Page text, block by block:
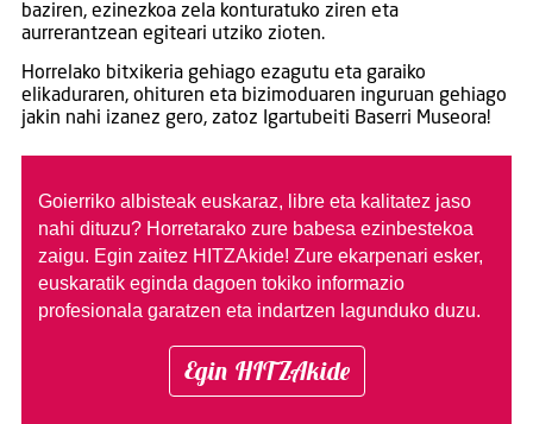
baziren, ezinezkoa zela konturatuko ziren eta
aurrerantzean egiteari utziko zioten.
Horrelako bitxikeria gehiago ezagutu eta garaiko
elikaduraren, ohituren eta bizimoduaren inguruan gehiago
jakin nahi izanez gero, zatoz Igartubeiti Baserri Museora!
Goierriko albisteak euskaraz, libre eta kalitatez jaso
nahi dituzu? Horretarako zure babesa ezinbestekoa
zaigu. Egin zaitez HITZAkide! Zure ekarpenari esker,
euskaratik eginda dagoen tokiko informazio
profesionala garatzen eta indartzen lagunduko duzu.
Egin HITZAkide